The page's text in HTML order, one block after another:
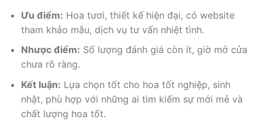
Ưu điểm: Hoa tươi, thiết kế hiện đại, có website
tham khảo mẫu, dịch vụ tư vấn nhiệt tình.
Nhược điểm: Số lượng đánh giá còn ít, giờ mở cửa
chưa rõ ràng.
Kết luận: Lựa chọn tốt cho hoa tốt nghiệp, sinh
nhật, phù hợp với những ai tìm kiếm sự mới mẻ và
chất lượng hoa tốt.